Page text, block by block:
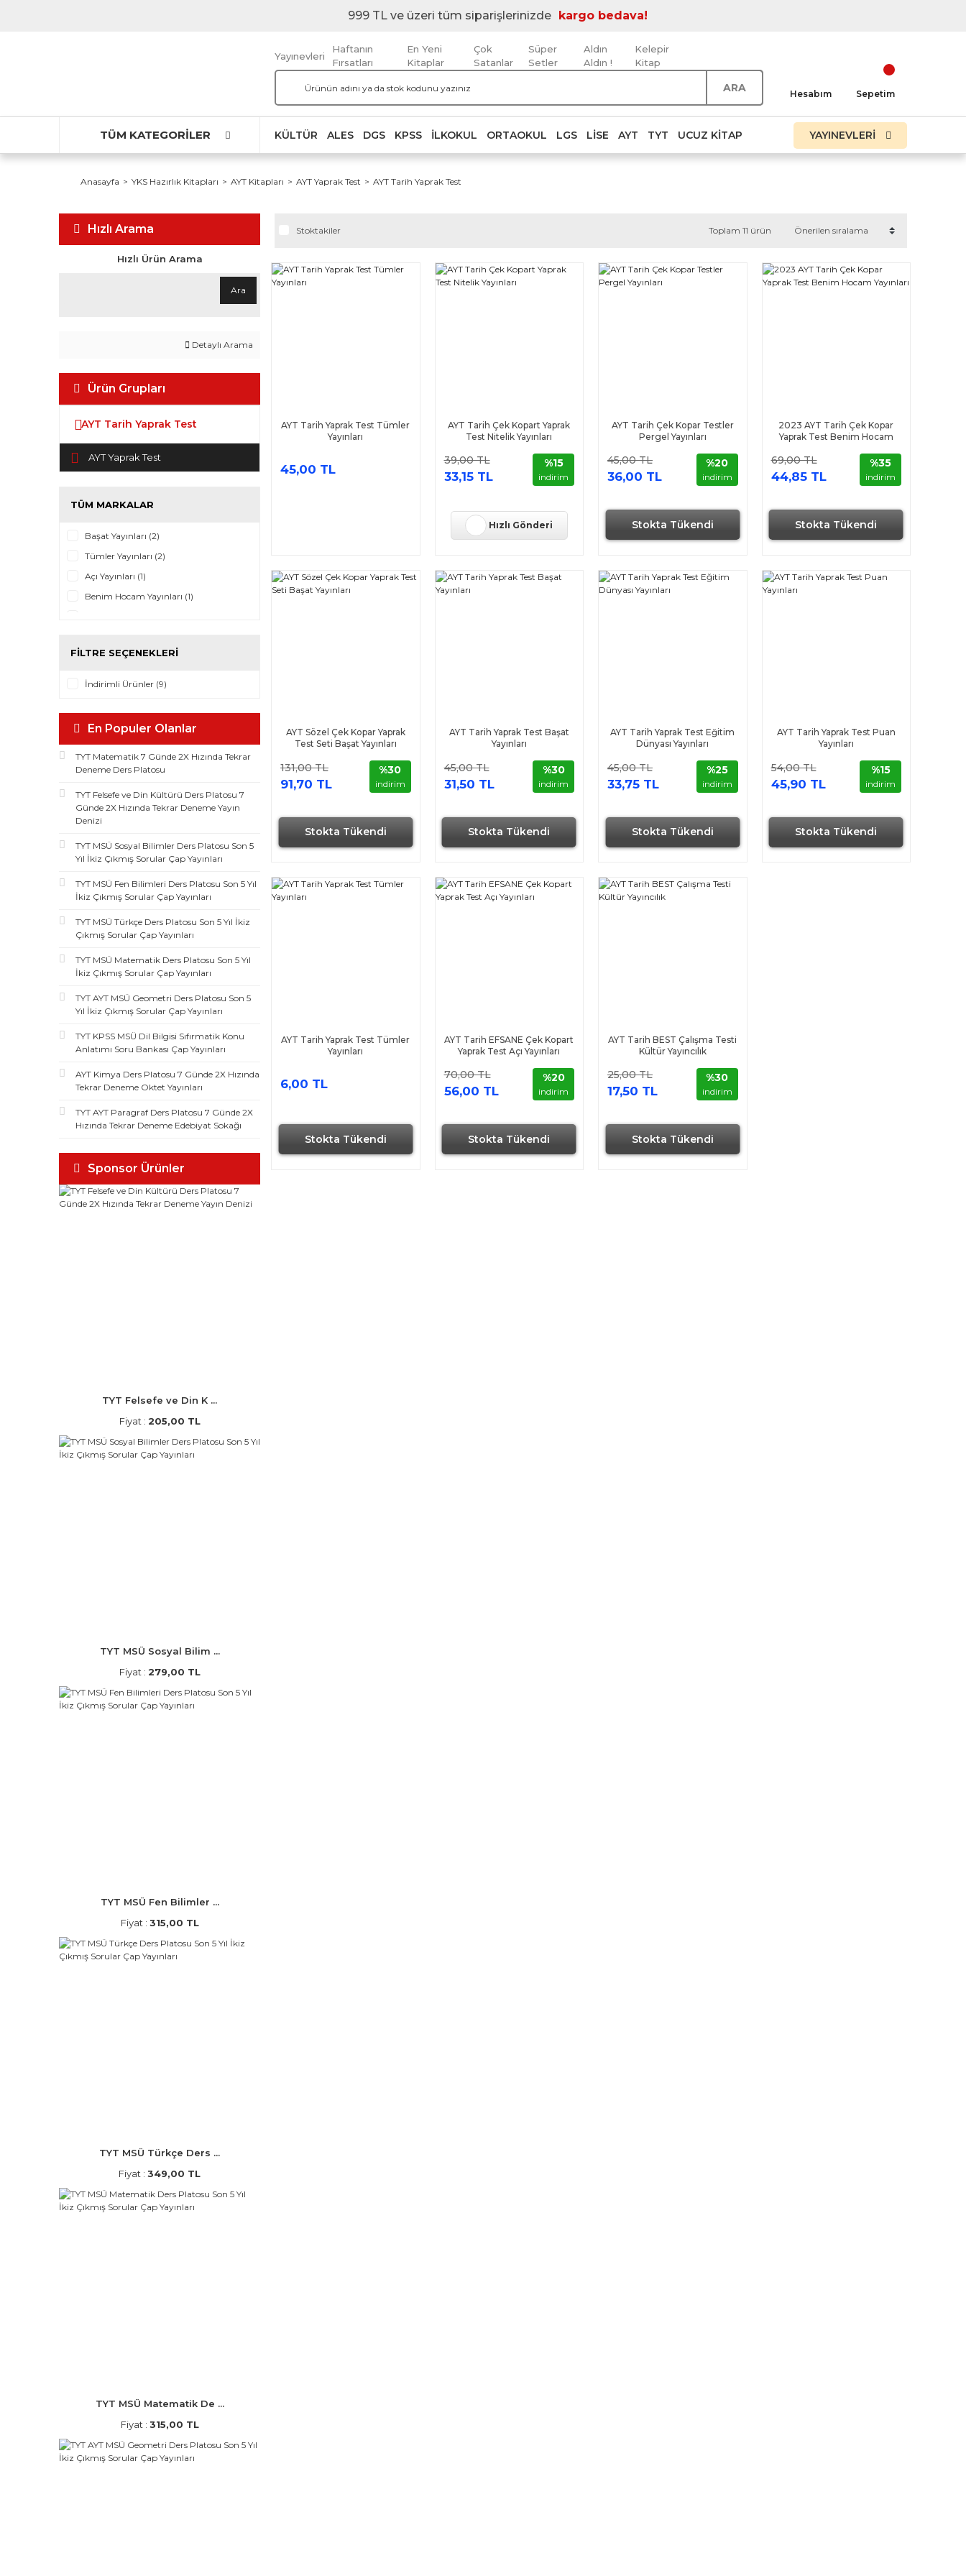
999 TL ve üzeri tüm siparişlerinizde kargo bedava!
Yayınevleri
Haftanın
Fırsatları
En Yeni
Kitaplar
Çok
Satanlar
Süper
Setler
Aldın
Aldın !
Kelepir
Kitap
ARA Hesabım Sepetim
TÜM KATEGORİLER KÜLTÜR ALES DGS KPSS İLKOKUL ORTAOKUL LGS LISE AYT TYT UCUZ KITAP YAYINEVLERİ
Anasayfa YKS Hazırlık Kitapları AYT Kitapları AYT Yaprak Test AYT Tarih Yaprak Test
Hızlı Arama
Hızlı Ürün Arama
Ara
Detaylı Arama
Ürün Grupları
AYT Tarih Yaprak Test
AYT Yaprak Test
TÜM MARKALAR
Başat Yayınları (2)
Tümler Yayınları (2)
Açı Yayınları (1)
Benim Hocam Yayınları (1)
Nitelik Yayınları (1)
Pergel Yayınları (1)
FILTRE SEÇENEKLERI
İndirimli Ürünler (9)
En Populer Olanlar
TYT Matematik 7 Günde 2X Hızında Tekrar
Deneme Ders Platosu
TYT Felsefe ve Din Kültürü Ders Platosu 7
Günde 2X Hızında Tekrar Deneme Yayın
Denizi
TYT MSÜ Sosyal Bilimler Ders Platosu Son 5
Yıl İkiz Çıkmış Sorular Çap Yayınları
TYT MSÜ Fen Bilimleri Ders Platosu Son 5 Yıl
İkiz Çıkmış Sorular Çap Yayınları
TYT MSÜ Türkçe Ders Platosu Son 5 Yıl İkiz
Çıkmış Sorular Çap Yayınları
TYT MSÜ Matematik Ders Platosu Son 5 Yıl
İkiz Çıkmış Sorular Çap Yayınları
TYT AYT MSÜ Geometri Ders Platosu Son 5
Yıl İkiz Çıkmış Sorular Çap Yayınları
TYT KPSS MSÜ Dil Bilgisi Sıfırmatik Konu
Anlatımı Soru Bankası Çap Yayınları
AYT Kimya Ders Platosu 7 Günde 2X Hızında
Tekrar Deneme Oktet Yayınları
TYT AYT Paragraf Ders Platosu 7 Günde 2X
Hızında Tekrar Deneme Edebiyat Sokağı
Sponsor Ürünler
TYT Felsefe ve Din K ...
Fiyat : 205,00 TL
TYT MSÜ Sosyal Bilim ...
Fiyat : 279,00 TL
TYT MSÜ Fen Bilimler ...
Fiyat : 315,00 TL
TYT MSÜ Türkçe Ders ...
Fiyat : 349,00 TL
TYT MSÜ Matematik De ...
Fiyat : 315,00 TL
Stoktakiler Toplam 11 ürün
AYT Tarih Yaprak Test Tümler
Yayınları
45,00 TL
AYT Tarih Çek Kopart Yaprak
Test Nitelik Yayınları
39,00 TL
33,15 TL
%15
indirim
Hızlı Gönderi Stokta Tükendi
AYT Tarih Çek Kopar Testler
Pergel Yayınları
45,00 TL
36,00 TL
%20
indirim
Stokta Tükendi
2023 AYT Tarih Çek Kopar
Yaprak Test Benim Hocam
69,00 TL
44,85 TL
%35
indirim
Stokta Tükendi
AYT Sözel Çek Kopar Yaprak
Test Seti Başat Yayınları
131,00 TL
91,70 TL
%30
indirim
Stokta Tükendi
AYT Tarih Yaprak Test Başat
Yayınları
45,00 TL
31,50 TL
%30
indirim
Stokta Tükendi
AYT Tarih Yaprak Test Eğitim
Dünyası Yayınları
45,00 TL
33,75 TL
%25
indirim
Stokta Tükendi
AYT Tarih Yaprak Test Puan
Yayınları
54,00 TL
45,90 TL
%15
indirim
Hızlı Gönderi
Stokta Tükendi
AYT Tarih Yaprak Test Tümler
Yayınları
6,00 TL
Hızlı Gönderi Stokta Tükendi
AYT Tarih EFSANE Çek Kopart
Yaprak Test Açı Yayınları
70,00 TL
56,00 TL
%20
indirim
Stokta Tükendi
AYT Tarih BEST Çalışma Testi
Kültür Yayıncılık
25,00 TL
17,50 TL
%30
indirim